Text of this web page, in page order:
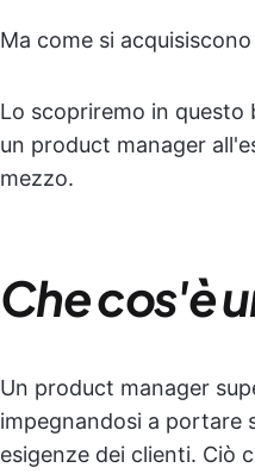
Ma come si
Lo scopriremo in questo
un product manager
mezzo.
Che cos'è
Un product manager
impegnandosi a portare
esigenze dei clienti. Ciò